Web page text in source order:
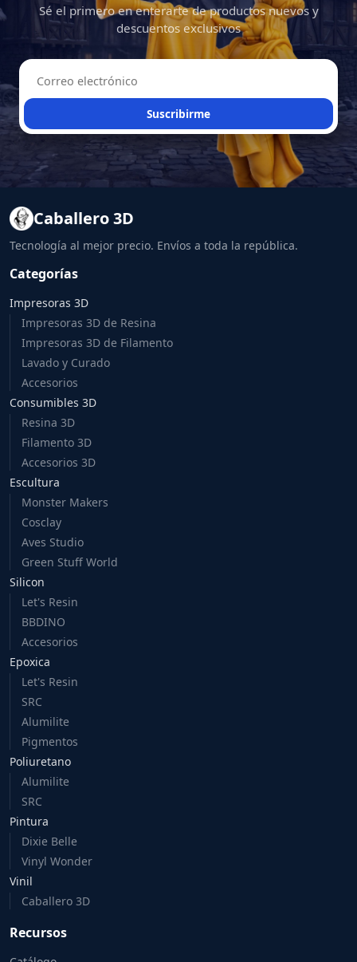
Sé el primero en enterarte de productos nuevos y
descuentos exclusivos
Suscribirme
Caballero 3D
Tecnología al mejor precio. Envíos a toda la república.
Categorías
Impresoras 3D
Impresoras 3D de Resina
Impresoras 3D de Filamento
Lavado y Curado
Accesorios
Consumibles 3D
Resina 3D
Filamento 3D
Accesorios 3D
Escultura
Monster Makers
Cosclay
Aves Studio
Green Stuff World
Silicon
Let's Resin
BBDINO
Accesorios
Epoxica
Let's Resin
SRC
Alumilite
Pigmentos
Poliuretano
Alumilite
SRC
Pintura
Dixie Belle
Vinyl Wonder
Vinil
Caballero 3D
Recursos